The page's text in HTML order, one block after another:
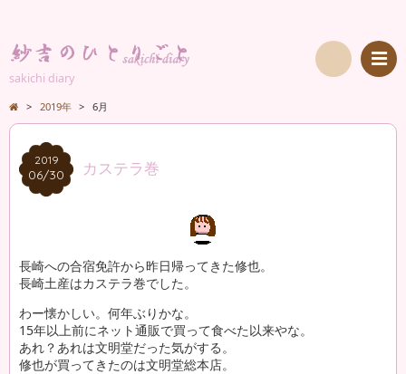
sakichi diary
索
> 2019年 > 6月
2019
06/30
2019
06/30 カステラ巻
長崎への合宿免許から昨日帰ってきた修也。
長崎土産はカステラ巻でした。
わー懐かしい。何年ぶりかな。
15年以上前にネット通販で買って食べた以来やな。
あれ？あれは文明堂だった気がする。
修也が買ってきたのは文明堂総本店。